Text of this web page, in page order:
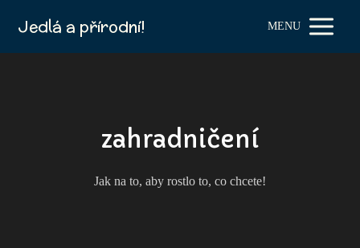
Jedlá a přírodní! MENU
zahradničení
Jak na to, aby rostlo to, co chcete!